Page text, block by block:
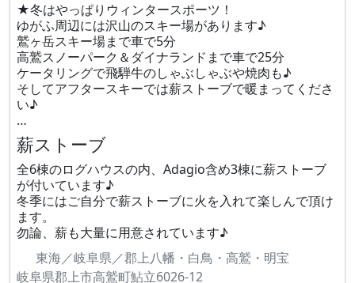
★冬はやっぱりウィンタースポーツ！
ゆがふ周辺には沢山のスキー場があります♪
鷲ヶ岳スキー場まで車で5分
高鷲スノーパーク＆ダイナランドまで車で25分
ケータリングで飛騨牛のしゃぶしゃぶや焼肉も♪
そしてアフタースキーでは薪ストーブで暖まってくださ
い♪
…
薪ストーブ
全6棟のログハウスの内、Adagio含め3棟に薪ストーブ
が付いています♪
冬季にはご自分で薪ストーブに火を入れて楽しんで頂け
ます。
勿論、薪も大量に用意されています♪
東海／岐阜県／郡上八幡・白鳥・高鷲・明宝
岐阜県郡上市高鷲町鮎立6026-12